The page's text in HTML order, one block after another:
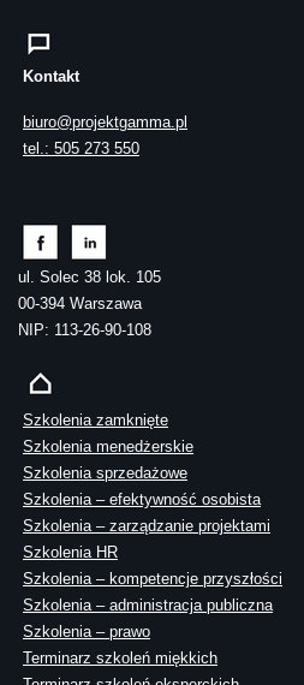
Kontakt
biuro@projektgamma.pl
tel.: 505 273 550
ul. Solec 38 lok. 105
00-394 Warszawa
NIP: 113-26-90-108
Szkolenia zamknięte
Szkolenia menedżerskie
Szkolenia sprzedażowe
Szkolenia – efektywność osobista
Szkolenia – zarządzanie projektami
Szkolenia HR
Szkolenia – kompetencje przyszłości
Szkolenia – administracja publiczna
Szkolenia – prawo
Terminarz szkoleń miękkich